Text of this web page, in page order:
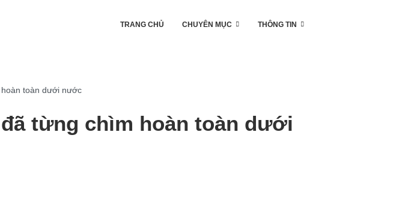
TRANG CHỦ CHUYÊN MỤC THÔNG TIN
toàn dưới nước
từng chìm hoàn toàn dưới